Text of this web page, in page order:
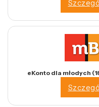
eKonto dla młodych